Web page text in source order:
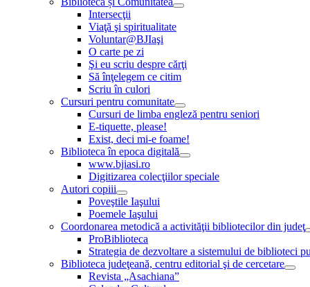
Intersecţii
Viaţă şi spiritualitate
Voluntar@BJIaşi
O carte pe zi
Şi eu scriu despre cărţi
Să înţelegem ce citim
Scriu în culori
Cursuri pentru comunitate
Cursuri de limba engleză pentru seniori
E-tiquette, please!
Exist, deci mi-e foame!
Biblioteca în epoca digitală
www.bjiasi.ro
Digitizarea colecţiilor speciale
Autori copiii
Poveştile Iaşului
Poemele Iaşului
Coordonarea metodică a activităţii bibliotecilor din judeţ
ProBiblioteca
Strategia de dezvoltare a sistemului de biblioteci
Biblioteca judeţeană, centru editorial şi de cercetare
Revista „Asachiana”